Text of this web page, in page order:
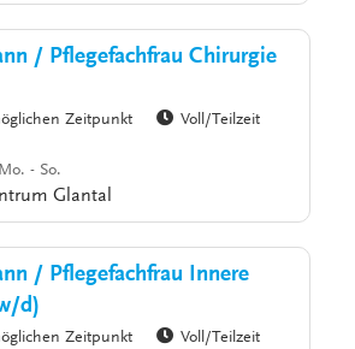
/ Pflegefachfrau Chirurgie
Zeitpunkt
Voll/Teilzeit
- So.
Glantal
/ Pflegefachfrau Innere
d)
Zeitpunkt
Voll/Teilzeit